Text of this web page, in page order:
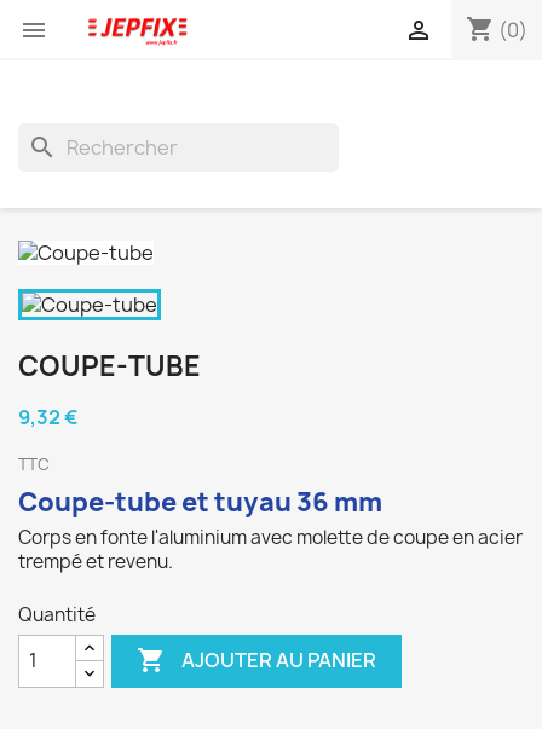
 shopping_cart (0)

search
COUPE-TUBE
9,32 €
TTC
Coupe-tube et tuyau 36 mm
Corps en fonte l'aluminium avec molette de coupe en acier
trempé et revenu.
Quantité
 AJOUTER AU PANIER